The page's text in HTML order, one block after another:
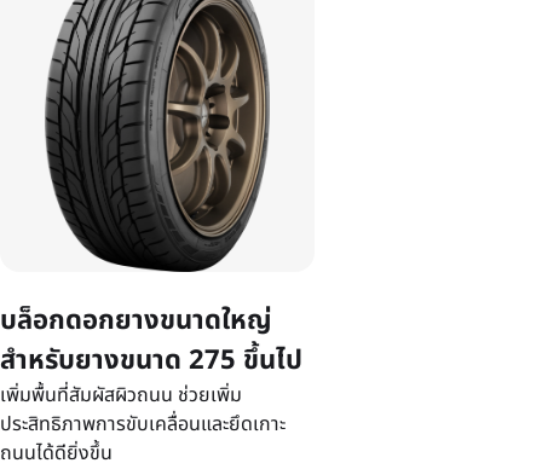
บล็อกดอกยางขนาดใหญ่
สำหรับยางขนาด 275 ขึ้นไป
เพิ่มพื้นที่สัมผัสผิวถนน ช่วยเพิ่ม
ประสิทธิภาพการขับเคลื่อนและยึดเกาะ
ถนนได้ดียิ่งขึ้น